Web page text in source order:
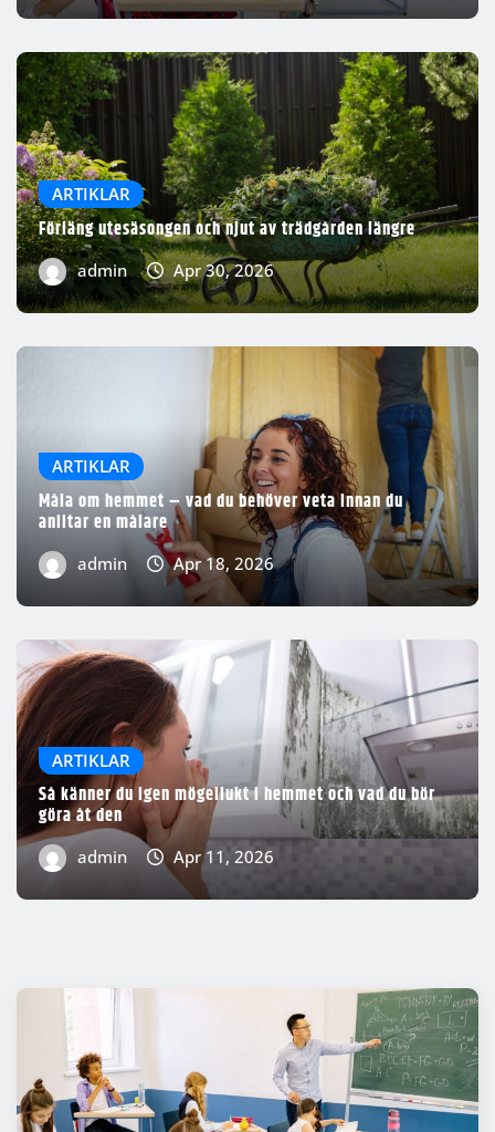
ARTIKLAR
Förläng utesäsongen och njut av trädgården längre
admin Apr 30, 2026
ARTIKLAR
Måla om hemmet – vad du behöver veta innan du
anlitar en målare
admin Apr 18, 2026
ARTIKLAR
Så känner du igen mögellukt i hemmet och vad du bör
göra åt den
admin Apr 11, 2026